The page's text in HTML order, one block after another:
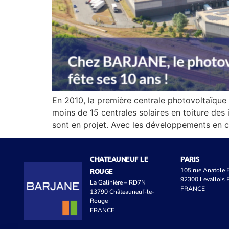
En 2010, la première centrale photovoltaïque
moins de 15 centrales solaires en toiture
sont en projet. Avec les développements en
CHATEAUNEUF LE
ROUGE
La Galinière – RD7N
13790 Châteauneuf-le-
Rouge
FRANCE
PARIS
105 rue Anatole
92300 Levallois
FRANCE